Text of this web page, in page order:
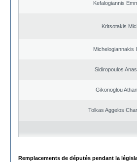
Kefalogiannis
Kritsotakis
Michelogiannakis
Sidiropoulos
Gikonoglou
Tolkas Aggelos
Remplacements de députés pendant la